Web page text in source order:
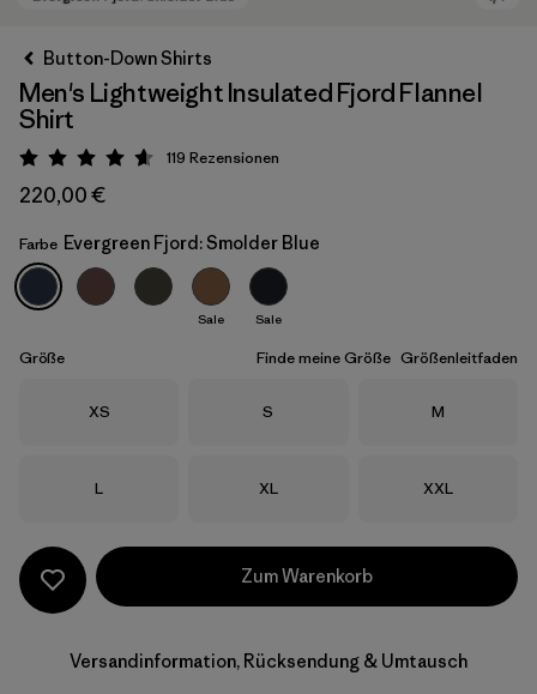
Evergreen Fjord: Smolder Blue
Button-Down Shirts
Men's Lightweight Insulated Fjord Flannel
Shirt
Bewertung: 4.6 / 5
119 Rezensionen
220,00 €
Farbe Evergreen Fjord: Smolder Blue
Sale Sale
Größe Finde meine Größe Größenleitfaden
Größe
XS Größe
S Größe
M
Größe
L Größe
XL Größe
XXL
Zum Warenkorb
Versandinformation, Rücksendung & Umtausch